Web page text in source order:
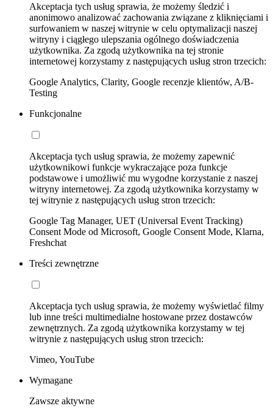
Akceptacja tych usług sprawia, że możemy śledzić i
anonimowo analizować zachowania związane z kliknięciami i
surfowaniem w naszej witrynie w celu optymalizacji naszej
witryny i ciągłego ulepszania ogólnego doświadczenia
użytkownika. Za zgodą użytkownika na tej stronie
internetowej korzystamy z następujących usług stron trzecich:
Google Analytics, Clarity, Google recenzje klientów, A/B-
Testing
Funkcjonalne
Akceptacja tych usług sprawia, że możemy zapewnić
użytkownikowi funkcje wykraczające poza funkcje
podstawowe i umożliwić mu wygodne korzystanie z naszej
witryny internetowej. Za zgodą użytkownika korzystamy w
tej witrynie z następujących usług stron trzecich:
Google Tag Manager, UET (Universal Event Tracking)
Consent Mode od Microsoft, Google Consent Mode, Klarna,
Freshchat
Treści zewnętrzne
Akceptacja tych usług sprawia, że możemy wyświetlać filmy
lub inne treści multimedialne hostowane przez dostawców
zewnętrznych. Za zgodą użytkownika korzystamy w tej
witrynie z następujących usług stron trzecich:
Vimeo, YouTube
Wymagane
Zawsze aktywne